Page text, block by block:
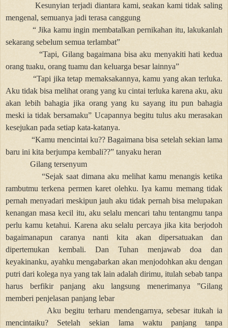
Kesunyian terjadi diantara kami, seakan kami tidak saling
mengenal, semuanya jadi terasa canggung
“ Jika kamu ingin membatalkan pernikahan itu, lakukanlah
sekarang sebelum semua terlambat”
“Tapi, Gilang bagaimana bisa aku menyakiti hati kedua
orang tuaku, orang tuamu dan keluarga besar lainnya”
“Tapi jika tetap memaksakannya, kamu yang akan terluka.
Aku tidak bisa melihat orang yang ku cintai terluka karena aku, aku
akan lebih bahagia jika orang yang ku sayang itu pun bahagia
meski ia tidak bersamaku” Ucapannya begitu tulus aku merasakan
kesejukan pada setiap kata-katanya.
“Kamu mencintai ku?? Bagaimana bisa setelah sekian lama
baru ini kita berjumpa kembali??” tanyaku heran
Gilang tersenyum
“Sejak saat dimana aku melihat kamu menangis ketika
rambutmu terkena permen karet olehku. Iya kamu memang tidak
pernah menyadari meskipun jauh aku tidak pernah bisa melupakan
kenangan masa kecil itu, aku selalu mencari tahu tentangmu tanpa
perlu kamu ketahui. Karena aku selalu percaya jika kita berjodoh
bagaimanapun caranya nanti kita akan dipersatuakan dan
dipertemukan kembali. Dan Tuhan menjawab doa dan
keyakinanku, ayahku mengabarkan akan menjodohkan aku dengan
putri dari kolega nya yang tak lain adalah dirimu, itulah sebab tanpa
harus berfikir panjang aku langsung menerimanya ”Gilang
memberi penjelasan panjang lebar
Aku begitu terharu mendengarnya, sebesar itukah ia
mencintaiku? Setelah sekian lama waktu panjang tanpa